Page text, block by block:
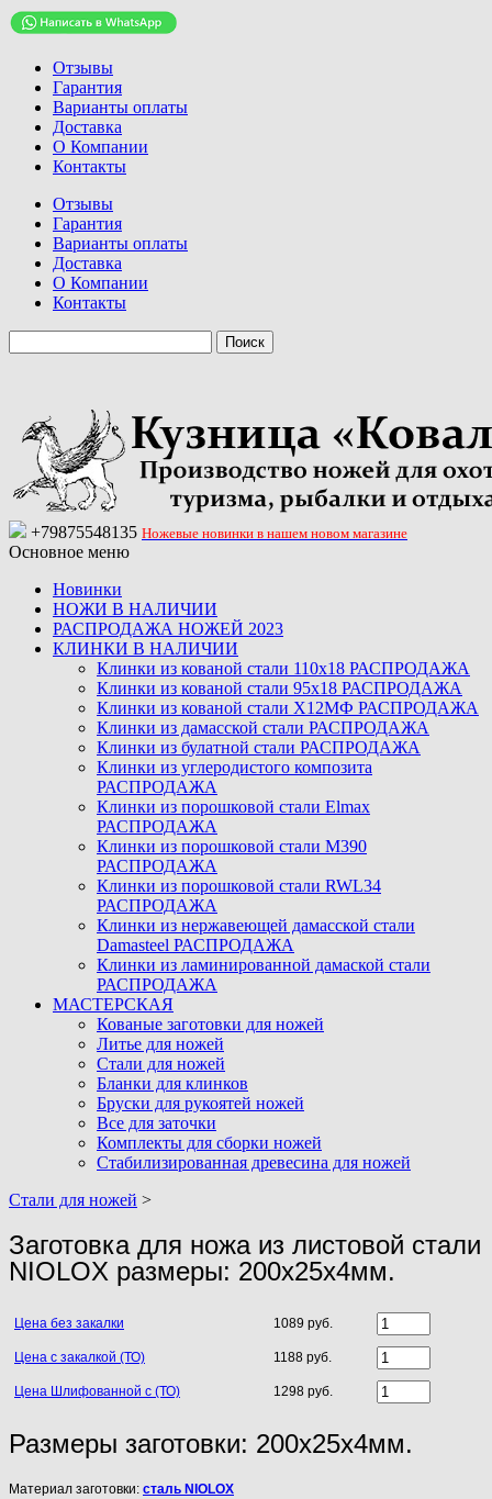
Отзывы
Гарантия
Варианты оплаты
Доставка
О Компании
Контакты
Отзывы
Гарантия
Варианты оплаты
Доставка
О Компании
Контакты
+79875548135 Ножевые новинки в нашем новом магазине
Основное меню
Новинки
НОЖИ В НАЛИЧИИ
РАСПРОДАЖА НОЖЕЙ 2023
КЛИНКИ В НАЛИЧИИ
Клинки из кованой стали 110х18 РАСПРОДАЖА
Клинки из кованой стали 95х18 РАСПРОДАЖА
Клинки из кованой стали Х12МФ РАСПРОДАЖА
Клинки из дамасской стали РАСПРОДАЖА
Клинки из булатной стали РАСПРОДАЖА
Клинки из углеродистого композита
РАСПРОДАЖА
Клинки из порошковой стали Elmax
РАСПРОДАЖА
Клинки из порошковой стали M390
РАСПРОДАЖА
Клинки из порошковой стали RWL34
РАСПРОДАЖА
Клинки из нержавеющей дамасской стали
Damasteel РАСПРОДАЖА
Клинки из ламинированной дамаской стали
РАСПРОДАЖА
МАСТЕРСКАЯ
Кованые заготовки для ножей
Литье для ножей
Стали для ножей
Бланки для клинков
Бруски для рукоятей ножей
Все для заточки
Комплекты для сборки ножей
Стабилизированная древесина для ножей
Стали для ножей >
Заготовка для ножа из листовой стали
NIOLOX размеры: 200х25х4мм.
Цена без закалки 1089 руб.
Цена с закалкой (ТО) 1188 руб.
Цена Шлифованной с (ТО) 1298 руб.
Размеры заготовки: 200х25х4мм.
Материал заготовки: сталь NIOLOX